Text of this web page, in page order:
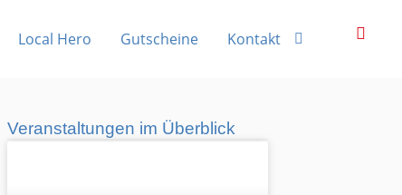
Local Hero Gutscheine Kontakt
Veranstaltungen im Überblick